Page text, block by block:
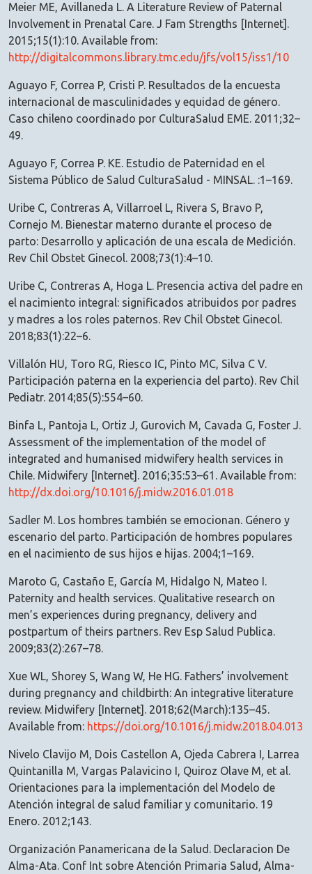
Meier ME, Avillaneda L. A Literature Review of Paternal
Involvement in Prenatal Care. J Fam Strengths [Internet].
2015;15(1):10. Available from:
http://digitalcommons.library.tmc.edu/jfs/vol15/iss1/10
Aguayo F, Correa P, Cristi P. Resultados de la encuesta
internacional de masculinidades y equidad de género.
Caso chileno coordinado por CulturaSalud EME. 2011;32–
49.
Aguayo F, Correa P. KE. Estudio de Paternidad en el
Sistema Público de Salud CulturaSalud - MINSAL. :1–169.
Uribe C, Contreras A, Villarroel L, Rivera S, Bravo P,
Cornejo M. Bienestar materno durante el proceso de
parto: Desarrollo y aplicación de una escala de Medición.
Rev Chil Obstet Ginecol. 2008;73(1):4–10.
Uribe C, Contreras A, Hoga L. Presencia activa del padre en
el nacimiento integral: significados atribuidos por padres
y madres a los roles paternos. Rev Chil Obstet Ginecol.
2018;83(1):22–6.
Villalón HU, Toro RG, Riesco IC, Pinto MC, Silva C V.
Participación paterna en la experiencia del parto). Rev Chil
Pediatr. 2014;85(5):554–60.
Binfa L, Pantoja L, Ortiz J, Gurovich M, Cavada G, Foster J.
Assessment of the implementation of the model of
integrated and humanised midwifery health services in
Chile. Midwifery [Internet]. 2016;35:53–61. Available from:
http://dx.doi.org/10.1016/j.midw.2016.01.018
Sadler M. Los hombres también se emocionan. Género y
escenario del parto. Participación de hombres populares
en el nacimiento de sus hijos e hijas. 2004;1–169.
Maroto G, Castaño E, García M, Hidalgo N, Mateo I.
Paternity and health services. Qualitative research on
men’s experiences during pregnancy, delivery and
postpartum of theirs partners. Rev Esp Salud Publica.
2009;83(2):267–78.
Xue WL, Shorey S, Wang W, He HG. Fathers’ involvement
during pregnancy and childbirth: An integrative literature
review. Midwifery [Internet]. 2018;62(March):135–45.
Available from: https://doi.org/10.1016/j.midw.2018.04.013
Nivelo Clavijo M, Dois Castellon A, Ojeda Cabrera I, Larrea
Quintanilla M, Vargas Palavicino I, Quiroz Olave M, et al.
Orientaciones para la implementación del Modelo de
Atención integral de salud familiar y comunitario. 19
Enero. 2012;143.
Organización Panamericana de la Salud. Declaracion De
Alma-Ata. Conf Int sobre Atención Primaria Salud, Alma-